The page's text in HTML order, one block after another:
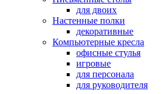
для двоих
Настенные полки
декоративные
Компьютерные кресла
офисные стулья
игровые
для персонала
для руководителя